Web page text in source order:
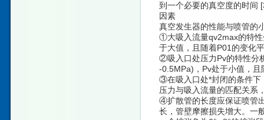
到一个必要的真空度的时间
因素
真空发生器的性能与喷管的
①大吸入流量qv2max的特性
于大值，且随着P01的变化
②吸入口处压力Pv的特性分
-0.5MPa)，Pv处于小值，且
③在吸入口处*封闭的条件下
压力与吸入流量的匹配关系
④扩散管的长度应保证喷管
长，管壁摩擦损失增大。一